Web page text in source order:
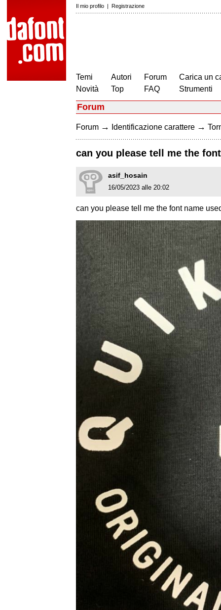
Il mio profilo | Registrazione
Temi
Novità
Autori
Top
Forum
FAQ
Carica un
Strumenti
Forum
Forum → Identificazione carattere →
can you please tell me the
asif_hosain
16/05/2023 alle 20:02
can you please tell me the font name